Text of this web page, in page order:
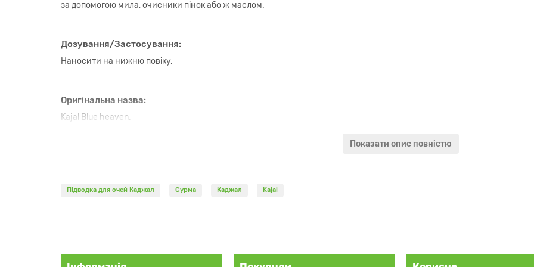
за допомогою мила, очисники пінок або ж маслом.
Дозування/Застосування:
Наносити на нижню повіку.
Оригінальна назва:
Kajal Blue heaven.
Підфарбовування очей на ніч сурмою покращує зір, сприяє зростанню вій і видаляє очні виділення. Чудово знімає
Дозування/Застосування:
Показати опис повністю
Підводка для очей Каджал Сурма Каджал Kajal